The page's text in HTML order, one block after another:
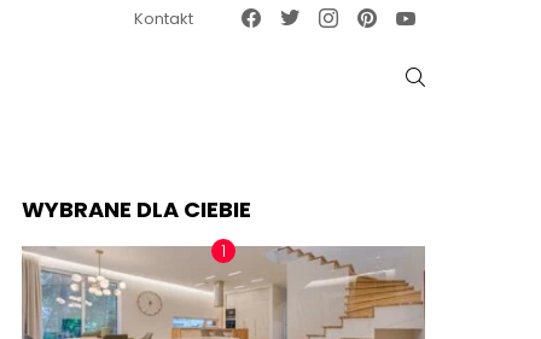
Kontakt Facebook
TwitterInstagram
WYBRANE DLA CIEBIE